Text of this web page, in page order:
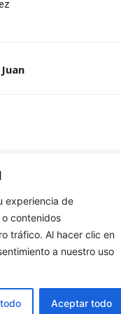
experiencia de
contenidos
tráfico. Al hacer clic en
a nuestro uso
Aceptar todo
Juan
sobre la Iglesia católica